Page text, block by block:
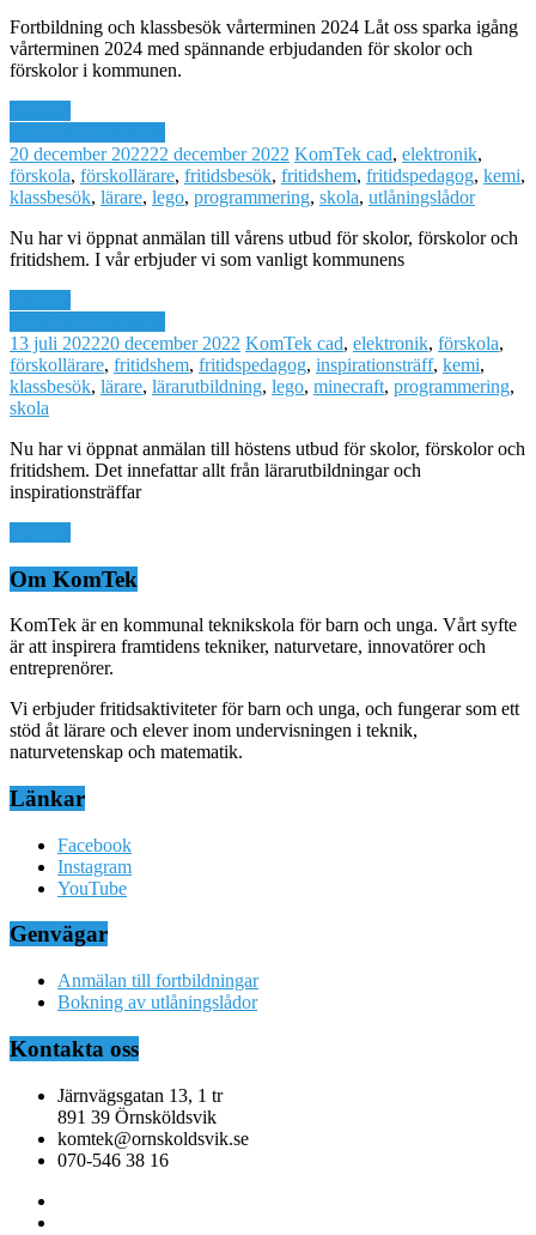
Fortbildning och klassbesök vårterminen 2024 Låt oss sparka igång
vårterminen 2024 med spännande erbjudanden för skolor och
förskolor i kommunen.
20 december 202222 december 2022 KomTek cad, elektronik,
förskola, förskollärare, fritidsbesök, fritidshem, fritidspedagog, kemi,
klassbesök, lärare, lego, programmering, skola, utlåningslådor
Nu har vi öppnat anmälan till vårens utbud för skolor, förskolor och
fritidshem. I vår erbjuder vi som vanligt kommunens
13 juli 202220 december 2022 KomTek cad, elektronik, förskola,
förskollärare, fritidshem, fritidspedagog, inspirationsträff, kemi,
klassbesök, lärare, lärarutbildning, lego, minecraft, programmering,
skola
Nu har vi öppnat anmälan till höstens utbud för skolor, förskolor och
fritidshem. Det innefattar allt från lärarutbildningar och
inspirationsträffar
Om KomTek
KomTek är en kommunal teknikskola för barn och unga. Vårt syfte
är att inspirera framtidens tekniker, naturvetare, innovatörer och
entreprenörer.
Vi erbjuder fritidsaktiviteter för barn och unga, och fungerar som ett
stöd åt lärare och elever inom undervisningen i teknik,
naturvetenskap och matematik.
Länkar
Facebook
Instagram
YouTube
Genvägar
Anmälan till fortbildningar
Bokning av utlåningslådor
Kontakta oss
Järnvägsgatan 13, 1 tr
891 39 Örnsköldsvik
komtek@ornskoldsvik.se
070-546 38 16